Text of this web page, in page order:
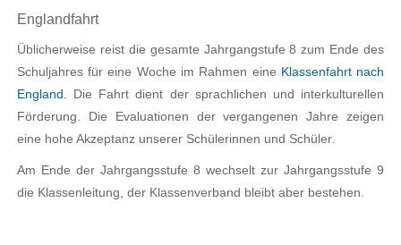
Englandfahrt
Üblicherweise reist die gesamte Jahrgangstufe 8 zum Ende des
Schuljahres für eine Woche im Rahmen eine Klassenfahrt nach
England. Die Fahrt dient der sprachlichen und interkulturellen
Förderung. Die Evaluationen der vergangenen Jahre zeigen
eine hohe Akzeptanz unserer Schülerinnen und Schüler.
Am Ende der Jahrgangsstufe 8 wechselt zur Jahrgangsstufe 9
die Klassenleitung, der Klassenverband bleibt aber bestehen.